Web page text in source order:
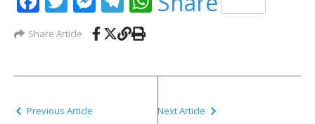
Share Article
Previous Article Next Article